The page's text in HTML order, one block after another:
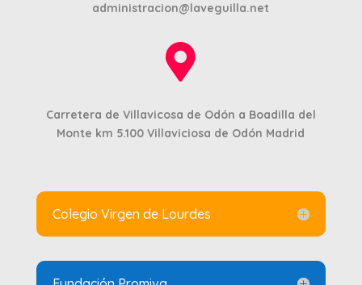
administracion@laveguilla.net

Carretera de Villavicosa de Odón a Boadilla del
Monte km 5.100Villaviciosa de Odón Madrid
Colegio Virgen de Lourdes